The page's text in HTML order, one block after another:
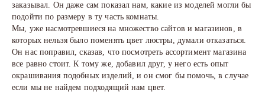
заказывал. Он даже сам показал нам, какие из моделей могли бы
подойти по размеру в ту часть комнаты.
Мы, уже насмотревшиеся на множество сайтов и магазинов, в
которых нельзя было поменять цвет люстры, думали отказаться.
Он нас поправил, сказав, что посмотреть ассортимент магазина
все равно стоит. К тому же, добавил друг, у него есть опыт
окрашивания подобных изделий, и он смог бы помочь, в случае
если мы не найдем подходящий нам цвет.